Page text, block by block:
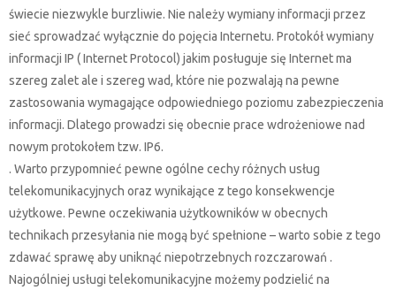
świecie niezwykle burzliwie. Nie należy wymiany informacji przez
sieć sprowadzać wyłącznie do pojęcia Internetu. Protokół wymiany
informacji IP ( Internet Protocol) jakim posługuje się Internet ma
szereg zalet ale i szereg wad, które nie pozwalają na pewne
zastosowania wymagające odpowiedniego poziomu zabezpieczenia
informacji. Dlatego prowadzi się obecnie prace wdrożeniowe nad
nowym protokołem tzw. IP6.
. Warto przypomnieć pewne ogólne cechy różnych usług
telekomunikacyjnych oraz wynikające z tego konsekwencje
użytkowe. Pewne oczekiwania użytkowników w obecnych
technikach przesyłania nie mogą być spełnione – warto sobie z tego
zdawać sprawę aby uniknąć niepotrzebnych rozczarowań .
Najogólniej usługi telekomunikacyjne możemy podzielić na